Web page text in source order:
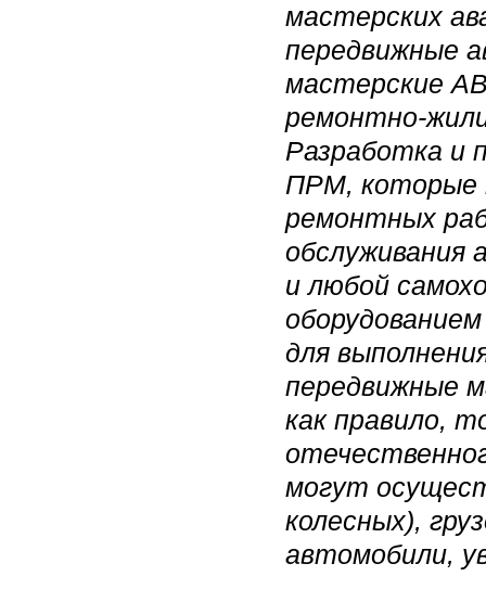
мастерских
передвижные
мастерские
ремонтно-
Разработка и
ПРМ, которые
ремонтных
обслуживания
и любой
для
передвижные
как правило,
могут
колесных),
автомобили,